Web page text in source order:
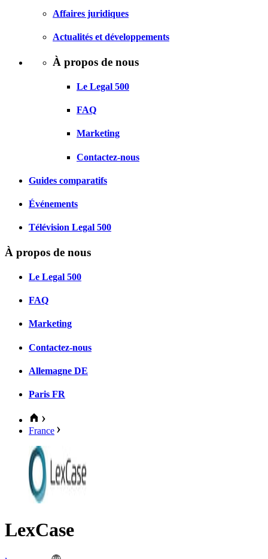
Affaires juridiques
Actualités et développements
À propos de nous
Le Legal 500
FAQ
Marketing
Contactez-nous
Guides comparatifs
Événements
Télévision Legal 500
À propos de nous
Le Legal 500
FAQ
Marketing
Contactez-nous
Allemagne DE
Paris FR
France
LexCase